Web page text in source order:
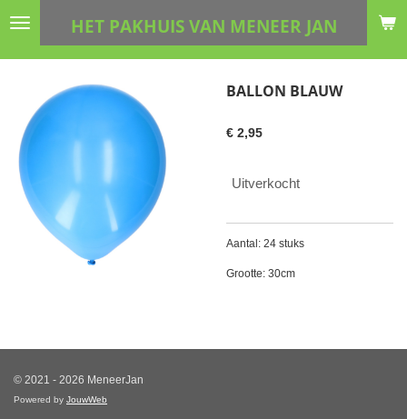
Ga
hoofdinhoud
HET PAKHUIS VAN MENEER JAN
BALLON BLAUW
€ 2,95
Uitverkocht
Aantal: 24 stuks
Grootte: 30cm
© 2021 - 2026 MeneerJan
Powered by JouwWeb